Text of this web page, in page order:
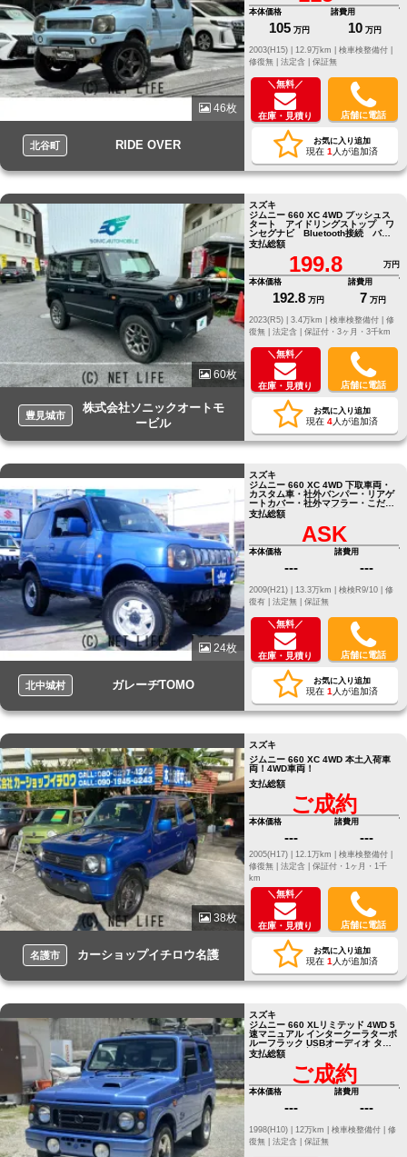
46枚
北谷町 RIDE OVER
本体価格
105 万円
諸費用
10 万円
修復無 | 法定含 | 保証無
＼無料／
在庫・見積り 店舗に電話
お気に入り追加
現在 1 人が追加済
60枚
豊見城市
株式会社ソニックオートモ
ービル
スズキ
ジムニー 660 XC 4WD プッシュス
タート アイドリングストップ ワ
ンセグナビ Bluetooth接続 バッ
クカメラ
支払総額
199.8
万円
本体価格
192.8 万円
諸費用
7 万円
修
復無 | 法定含 | 保証付・3ヶ月・3千km
＼無料／
在庫・見積り 店舗に電話
お気に入り追加
現在 4人が追加済
24枚
北中城村 ガレーヂTOMO
スズキ
ジムニー 660 XC 4WD 下取車両・
カスタム車・社外バンパー・リアゲ
ートカバー・社外マフラー・こだわ
りの足回り・現車確認要す
支払総額
ASK
本体価格
---
諸費用
---
修
復有 | 法定無 | 保証無
＼無料／
在庫・見積り 店舗に電話
お気に入り追加
現在 1 人が追加済
38枚
名護市 カーショップイチロウ名護
スズキ
ジムニー 660 XC 4WD 本土入荷車
両！4WD車両！
支払総額
ご成約
本体価格
---
諸費用
---
2005(H17) | 12.1万km |
検車検整備付 |
修復無 | 法定含 | 保証付・1ヶ月・1千
km
＼無料／
在庫・見積り 店舗に電話
お気に入り追加
現在 1 人が追加済
スズキ
ジムニー 660 XLリミテッド 4WD 5
速マニュアル インタークーラターボ
ルーフラック USBオーディオ タイ
ミングベルト交換済み
支払総額
ご成約
本体価格
---
諸費用
---
修
復無 | 法定含 | 保証無